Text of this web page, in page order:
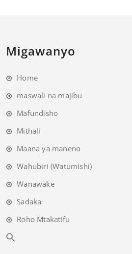
Migawanyo
Home
maswali na majibu
Mafundisho
Mithali
Maana ya maneno
Wahubiri (Watumishi)
Wanawake
Sadaka
Roho Mtakatifu